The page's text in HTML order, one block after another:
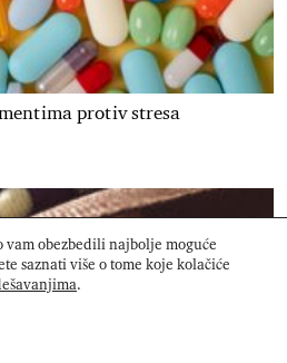
protiv stresa
vam obezbedili najbolje moguće
saznati više o tome koje kolačiće
.
Banner